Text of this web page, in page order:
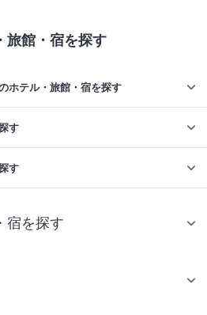
旅館・宿を探す
ホテル・旅館・宿を探す
す
す
宿を探す